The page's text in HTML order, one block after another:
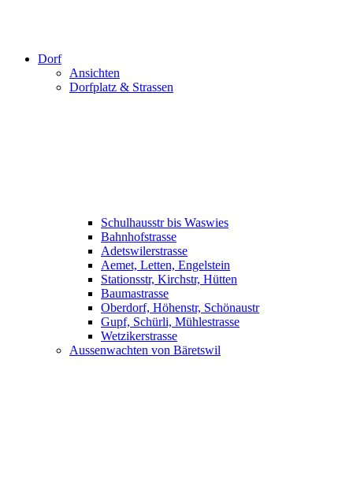
Dorf
Ansichten
Dorfplatz & Strassen
Schulhausstr bis Waswies
Bahnhofstrasse
Adetswilerstrasse
Aemet, Letten, Engelstein
Stationsstr, Kirchstr, Hütten
Baumastrasse
Oberdorf, Höhenstr, Schönaustr
Gupf, Schürli, Mühlestrasse
Wetzikerstrasse
Aussenwachten von Bäretswil